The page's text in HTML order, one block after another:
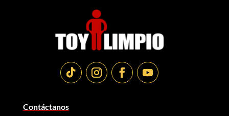
Contáctanos